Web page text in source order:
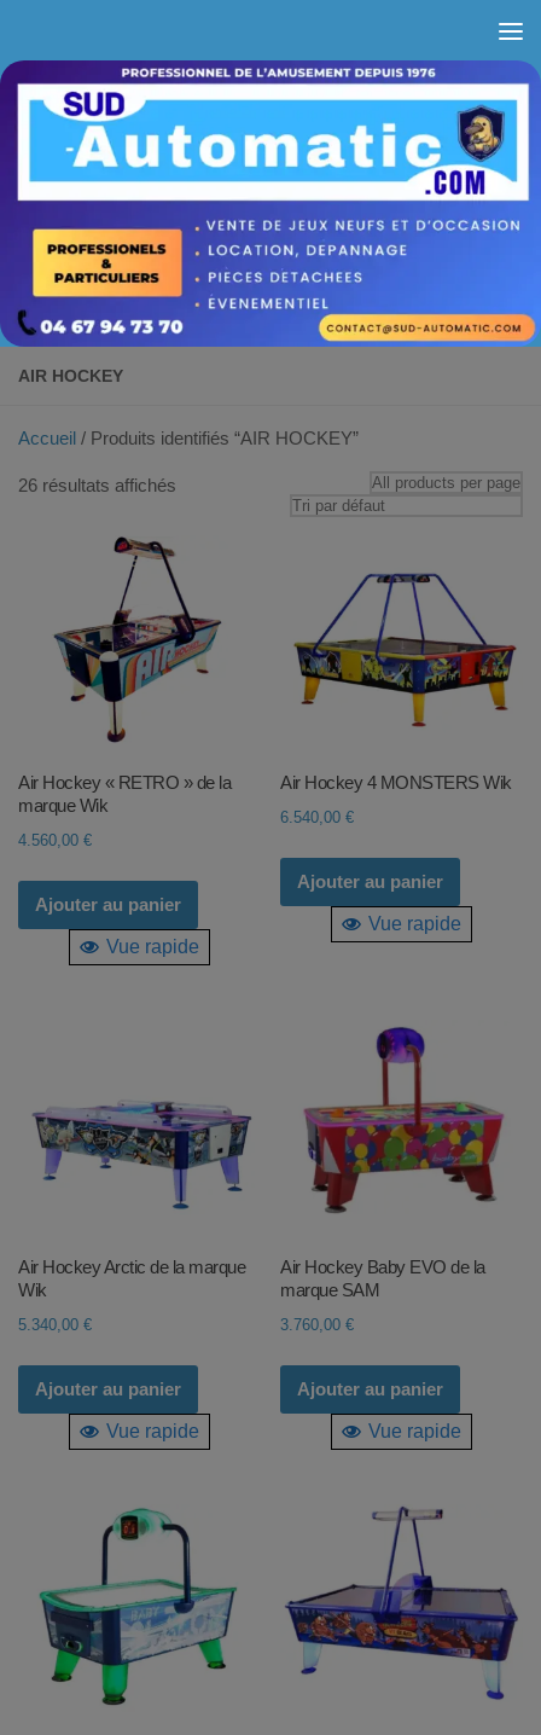
AIR HOCKEY
Accueil / Produits identifiés “AIR HOCKEY”
26 résultats affichés
Air Hockey « RETRO » de la
marque Wik
4.560,00 €
Ajouter au panier
Vue rapide
Air Hockey 4 MONSTERS Wik
6.540,00€
Ajouter au panier
Vue rapide
Air Hockey Arctic de la marque
Wik
5.340,00 €
Ajouter au panier
Vue rapide
Air Hockey Baby EVO de la
marque SAM
3.760,00€
Ajouter au panier
Vue rapide